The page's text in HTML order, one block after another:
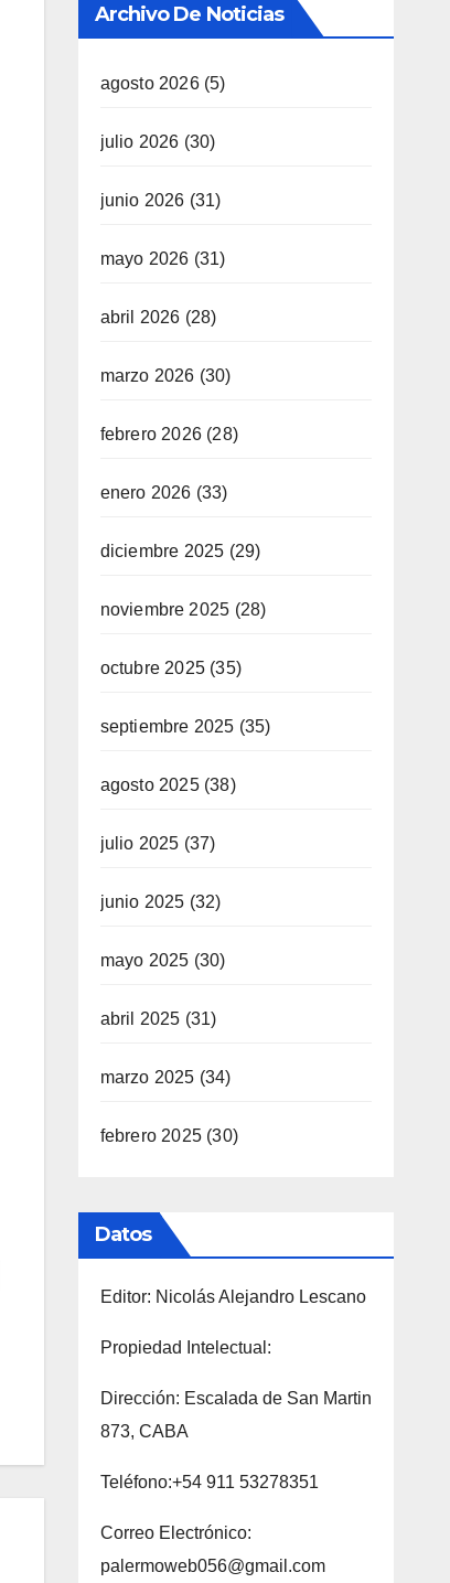
Archivo De Noticias
agosto 2026(5)
julio 2026 (30)
junio 2026 (31)
mayo 2026 (31)
abril 2026 (28)
marzo 2026 (30)
febrero 2026(28)
enero 2026 (33)
diciembre 2025 (29)
noviembre 2025 (28)
octubre 2025(35)
septiembre 2025 (35)
agosto 2025(38)
julio 2025 (37)
junio 2025 (32)
mayo 2025 (30)
abril 2025 (31)
marzo 2025 (34)
febrero 2025(30)
Datos
Editor: Nicolás Alejandro Lescano
Propiedad Intelectual:
Dirección: Escalada de San Martin
873, CABA
Teléfono:+54 911 53278351
Correo Electrónico:
palermoweb056@gmail.com